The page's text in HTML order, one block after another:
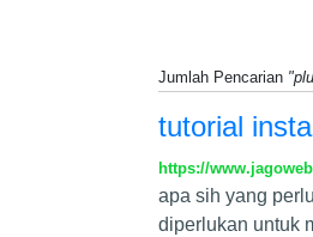
Jumlah Pencarian
tutorial
https://
apa sih yang
diperlukan untuk